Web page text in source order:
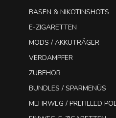
BASEN & NIKOTINSHOTS
E-ZIGARETTEN
MODS / AKKUTRÄGER
VERDAMPFER
ZUBEHÖR
BUNDLES / SPARMENÜS
MEHRWEG / PREFILLED